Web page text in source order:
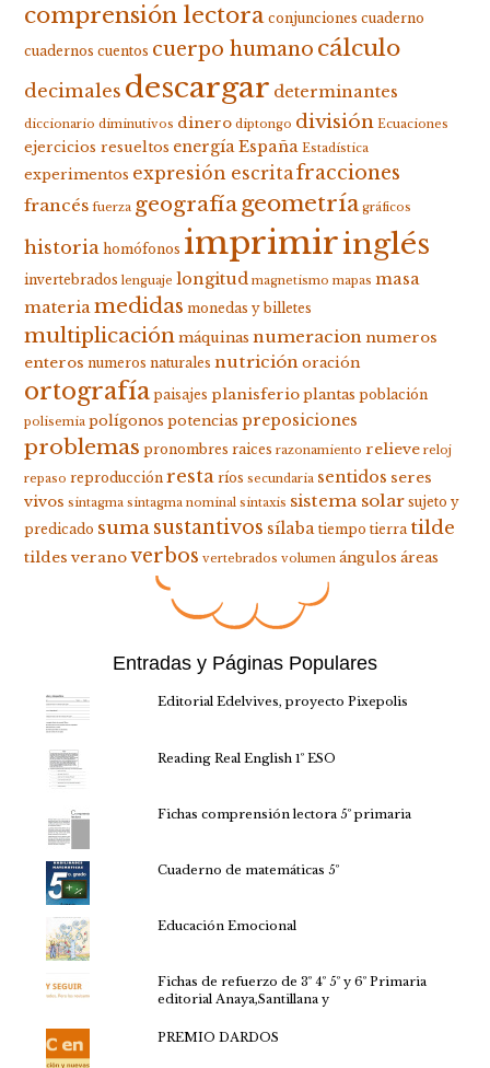
comprensión lectora conjunciones cuaderno
cuadernos cuentos cuerpo humano cálculo
decimales descargar determinantes
diccionario diminutivos dinero diptongo división Ecuaciones
ejercicios resueltos energíaEspaña Estadística
experimentos expresión escritafracciones
francés fuerza geografíageometría gráficos
historia homófonos imprimiringlés
invertebrados lenguaje longitud magnetismo mapas masa
materiamedidas monedas y billetes
multiplicación máquinas numeracion numeros
enteros numeros naturales nutrición oración
ortografía paisajes planisferio plantas población
polisemia polígonos potencias preposiciones
problemas pronombres raices razonamiento relieve reloj
repaso reproducción resta ríos secundaria sentidos seres
vivos sintagma sintagma nominal sintaxis sistema solar sujeto y
predicado sumasustantivos sílaba tiempo tierra tilde
tildes verano verbos vertebrados volumen ángulos áreas
Entradas y Páginas Populares
Editorial Edelvives, proyecto Pixepolis
Reading Real English 1º ESO
Fichas comprensión lectora 5º primaria
Cuaderno de matemáticas 5º
Educación Emocional
Fichas de refuerzo de 3º 4º 5º y 6º Primaria
editorial Anaya,Santillana y
PREMIO DARDOS